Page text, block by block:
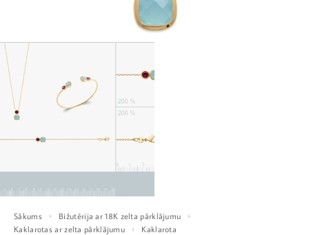
Sākums
Bižutērija ar 18K zelta pārklājumu
Kaklarotas ar zelta pārklājumu
Kaklarota